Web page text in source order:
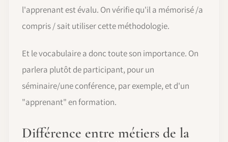
l'apprenant est évalu. On vérifie qu'il a mémorisé /a
compris / sait utiliser cette méthodologie.
Et le vocabulaire a donc toute son importance. On
parlera plutôt de participant, pour un
séminaire/une conférence, par exemple, et d'un
"apprenant" en formation.
Différence entre métiers de la